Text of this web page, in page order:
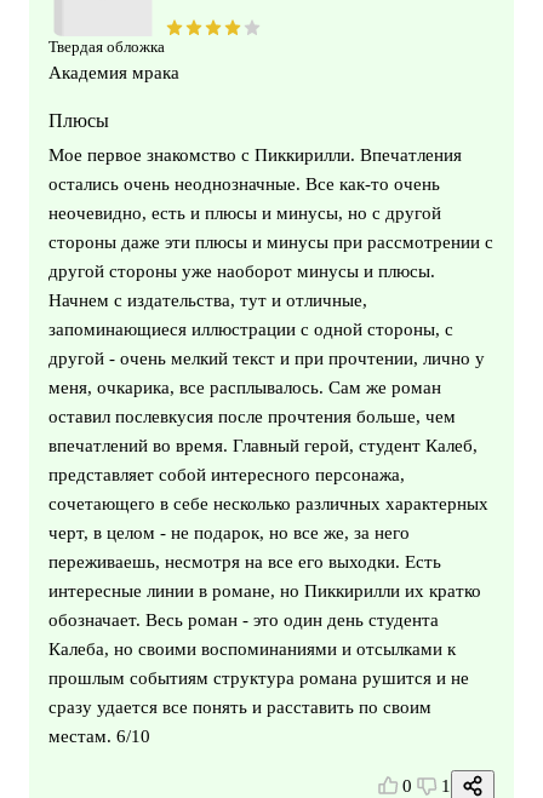
Твердая обложка
Академия мрака
Плюсы
Мое первое знакомство с Пиккирилли. Впечатления
остались очень неоднозначные. Все как-то очень
неочевидно, есть и плюсы и минусы, но с другой
стороны даже эти плюсы и минусы при рассмотрении с
другой стороны уже наоборот минусы и плюсы.
Начнем с издательства, тут и отличные,
запоминающиеся иллюстрации с одной стороны, с
другой - очень мелкий текст и при прочтении, лично у
меня, очкарика, все расплывалось. Сам же роман
оставил послевкусия после прочтения больше, чем
впечатлений во время. Главный герой, студент Калеб,
представляет собой интересного персонажа,
сочетающего в себе несколько различных характерных
черт, в целом - не подарок, но все же, за него
переживаешь, несмотря на все его выходки. Есть
интересные линии в романе, но Пиккирилли их кратко
обозначает. Весь роман - это один день студента
Калеба, но своими воспоминаниями и отсылками к
прошлым событиям структура романа рушится и не
сразу удается все понять и расставить по своим
местам. 6/10
0 1